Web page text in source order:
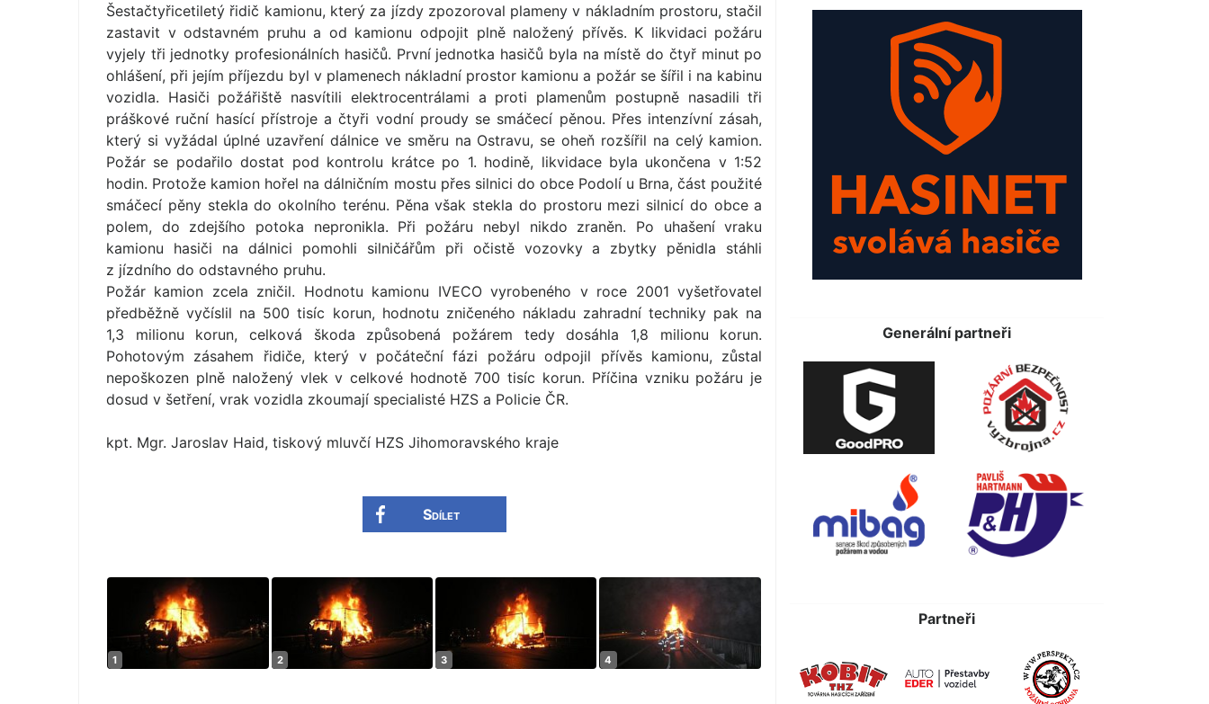
Šestačtyřicetiletý řidič kamionu, který za jízdy zpozoroval plameny v nákladním prostoru, stačil
zastavit v odstavném pruhu a od kamionu odpojit plně naložený přívěs. K likvidaci požáru
vyjely tři jednotky profesionálních hasičů. První jednotka hasičů byla na místě do čtyř minut po
ohlášení, při jejím příjezdu byl v plamenech nákladní prostor kamionu a požár se šířil i na kabinu
vozidla. Hasiči požářiště nasvítili elektrocentrálami a proti plamenům postupně nasadili tři
práškové ruční hasící přístroje a čtyři vodní proudy se smáčecí pěnou. Přes intenzívní zásah,
který si vyžádal úplné uzavření dálnice ve směru na Ostravu, se oheň rozšířil na celý kamion.
Požár se podařilo dostat pod kontrolu krátce po 1. hodině, likvidace byla ukončena v 1:52
hodin. Protože kamion hořel na dálničním mostu přes silnici do obce Podolí u Brna, část použité
smáčecí pěny stekla do okolního terénu. Pěna však stekla do prostoru mezi silnicí do obce a
polem, do zdejšího potoka nepronikla. Při požáru nebyl nikdo zraněn. Po uhašení vraku
kamionu hasiči na dálnici pomohli silničářům při očistě vozovky a zbytky pěnidla stáhli
z jízdního do odstavného pruhu.
Požár kamion zcela zničil. Hodnotu kamionu IVECO vyrobeného v roce 2001 vyšetřovatel
předběžně vyčíslil na 500 tisíc korun, hodnotu zničeného nákladu zahradní techniky pak na
1,3 milionu korun, celková škoda způsobená požárem tedy dosáhla 1,8 milionu korun.
Pohotovým zásahem řidiče, který v počáteční fázi požáru odpojil přívěs kamionu, zůstal
nepoškozen plně naložený vlek v celkové hodnotě 700 tisíc korun. Příčina vzniku požáru je
dosud v šetření, vrak vozidla zkoumají specialisté HZS a Policie ČR.
kpt. Mgr. Jaroslav Haid, tiskový mluvčí HZS Jihomoravského kra­je
Sdílet
Generální partneři
Partneři